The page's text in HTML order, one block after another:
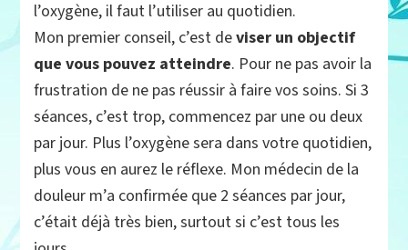
l’oxygène, il faut l’utiliser au quotidien.
Mon premier conseil, c’est deviser un objectif
que vous pouvez atteindre. Pour ne pas avoir la
frustration de ne pas réussir à faire vos soins. Si 3
séances, c’est trop, commencez par une ou deux
par jour. Plus l’oxygène sera dans votre quotidien,
plus vous en aurez le réflexe. Mon médecin de la
douleur m’a confirmée que 2 séances par jour,
c’était déjà très bien, surtout si c’est tous les